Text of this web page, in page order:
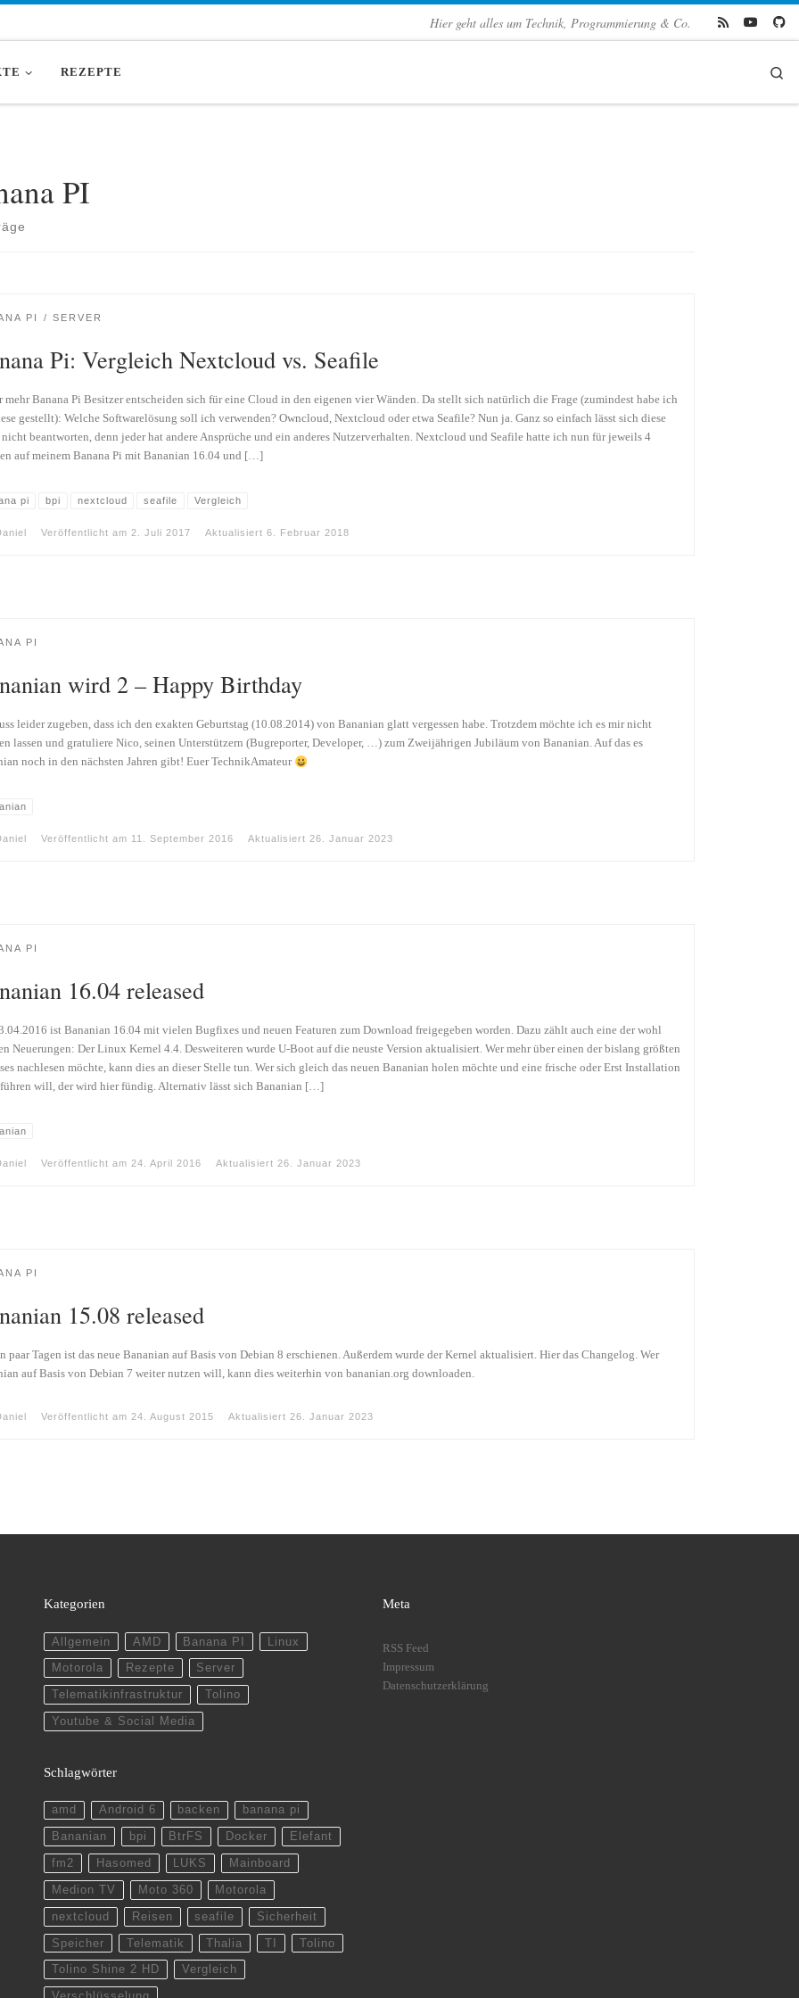
Hier geht alles um Technik, Programmierung & Co.
REZEPTE
PI
PI SERVER
Pi: Vergleich Nextcloud vs. Seafile
mehr Banana Pi Besitzer entscheiden sich für eine Cloud in den eigenen vier Wänden. Da stellt sich natürlich die Frage (zumindest habe ich
gestellt): Welche Softwarelösung soll ich verwenden? Owncloud, Nextcloud oder etwa Seafile? Nun ja. Ganz so einfach lässt sich diese
nicht beantworten, denn jeder hat andere Ansprüche und ein anderes Nutzerverhalten. Nextcloud und Seafile hatte ich nun für jeweils 4
auf meinem Banana Pi mit Bananian 16.04 und […]
pi bpi nextcloud seafile Vergleich
Veröffentlicht am 2. Juli 2017 Aktualisiert 6. Februar 2018
PI
wird 2 – Happy Birthday
leider zugeben, dass ich den exakten Geburtstag (10.08.2014) von Bananian glatt vergessen habe. Trotzdem möchte ich es mir nicht
lassen und gratuliere Nico, seinen Unterstützern (Bugreporter, Developer, …) zum Zweijährigen Jubiläum von Bananian. Auf das es
noch in den nächsten Jahren gibt! Euer TechnikAmateur
Veröffentlicht am 11. September 2016 Aktualisiert 26. Januar 2023
PI
16.04 released
ist Bananian 16.04 mit vielen Bugfixes und neuen Featuren zum Download freigegeben worden. Dazu zählt auch eine der wohl
Neuerungen: Der Linux Kernel 4.4. Desweiteren wurde U-Boot auf die neuste Version aktualisiert. Wer mehr über einen der bislang größten
nachlesen möchte, kann dies an dieser Stelle tun. Wer sich gleich das neuen Bananian holen möchte und eine frische oder Erst Installation
will, der wird hier fündig. Alternativ lässt sich Bananian […]
Veröffentlicht am 24. April 2016 Aktualisiert 26. Januar 2023
PI
15.08 released
paar Tagen ist das neue Bananian auf Basis von Debian 8 erschienen. Außerdem wurde der Kernel aktualisiert. Hier das Changelog. Wer
auf Basis von Debian 7 weiter nutzen will, kann dies weiterhin von bananian.org downloaden.
Veröffentlicht am 24. August 2015 Aktualisiert 26. Januar 2023
Kategorien
Allgemein AMD Banana PI Linux
Motorola Rezepte Server
Telematikinfrastruktur Tolino
Youtube & Social Media
Schlagwörter
amd Android 6 backen banana pi
Bananian bpi BtrFS Docker Elefant
fm2 Hasomed LUKS Mainboard
Medion TV Moto 360 Motorola
nextcloud Reisen seafile Sicherheit
Speicher Telematik Thalia TI Tolino
Tolino Shine 2 HD Vergleich
Meta
RSS Feed
Impressum
Datenschutzerklärung